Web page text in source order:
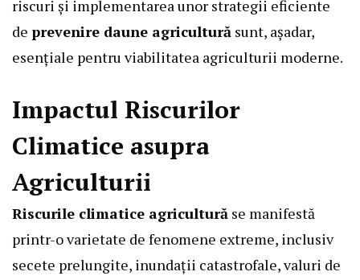
riscuri și implementarea unor strategii eficiente
de prevenire daune agricultură sunt, așadar,
esențiale pentru viabilitatea agriculturii moderne.
Impactul Riscurilor
Climatice asupra
Agriculturii
Riscurile climatice agricultură se manifestă
printr-o varietate de fenomene extreme, inclusiv
secete prelungite, inundații catastrofale, valuri de